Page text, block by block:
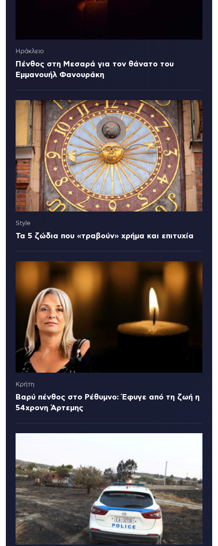
Ηράκλειο
Πένθος στη Μεσαρά για τον θάνατο του
Εμμανουήλ Φανουράκη
Style
Τα 5 ζώδια που «τραβούν» χρήμα και επιτυχία
Κρήτη
Βαρύ πένθος στο Ρέθυμνο: Έφυγε από τη ζωή η
54χρονη Άρτεμης